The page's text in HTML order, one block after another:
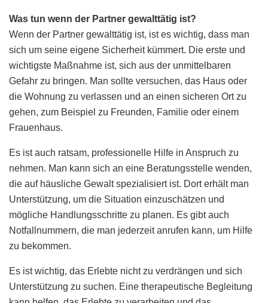
Was tun wenn der Partner gewalttätig ist?
Wenn der Partner gewalttätig ist, ist es wichtig, dass man
sich um seine eigene Sicherheit kümmert. Die erste und
wichtigste Maßnahme ist, sich aus der unmittelbaren
Gefahr zu bringen. Man sollte versuchen, das Haus oder
die Wohnung zu verlassen und an einen sicheren Ort zu
gehen, zum Beispiel zu Freunden, Familie oder einem
Frauenhaus.
Es ist auch ratsam, professionelle Hilfe in Anspruch zu
nehmen. Man kann sich an eine Beratungsstelle wenden,
die auf häusliche Gewalt spezialisiert ist. Dort erhält man
Unterstützung, um die Situation einzuschätzen und
mögliche Handlungsschritte zu planen. Es gibt auch
Notfallnummern, die man jederzeit anrufen kann, um Hilfe
zu bekommen.
Es ist wichtig, das Erlebte nicht zu verdrängen und sich
Unterstützung zu suchen. Eine therapeutische Begleitung